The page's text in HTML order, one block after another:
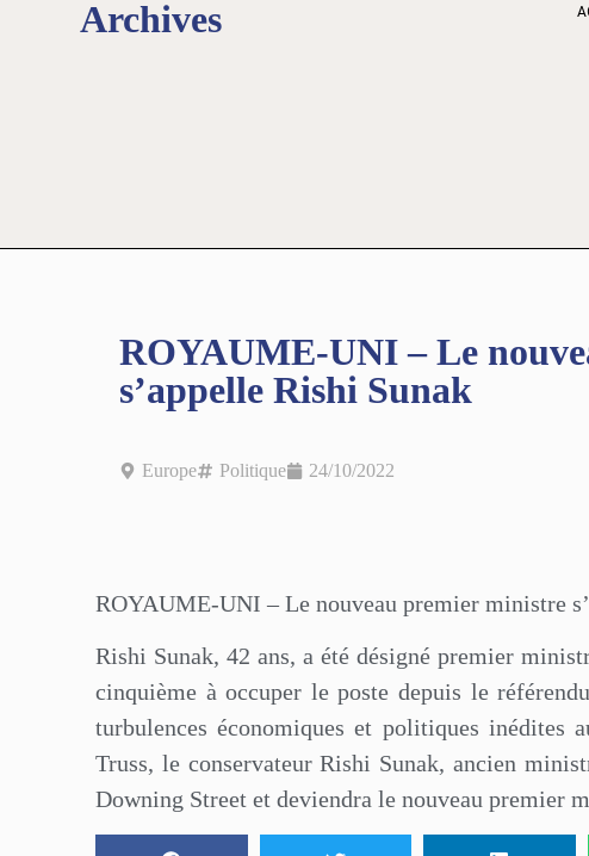
Archives
ROYAUME-UNI – Le
s’appelle Rishi Sunak
Europe Politique 24/10/2022
ROYAUME-UNI – Le nouveau premier ministre
Rishi Sunak, 42 ans, a été désigné premier
cinquième à occuper le poste depuis le
turbulences économiques et politiques inédites
Truss, le conservateur Rishi Sunak, ancien
Downing Street et deviendra le nouveau premier